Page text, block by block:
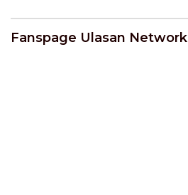
Fanspage Ulasan Network